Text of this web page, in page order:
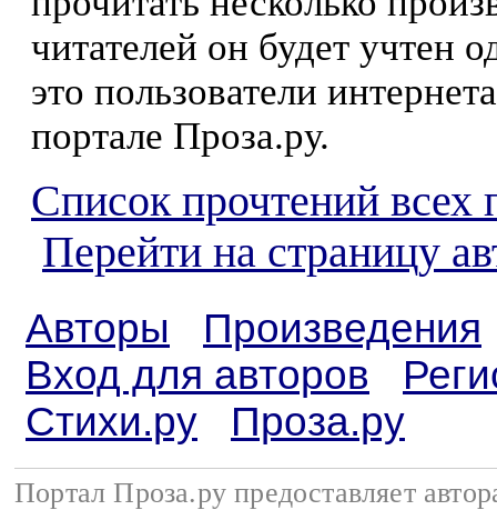
читателей он будет учтен
это пользователи
портале Проза.ру.
Список прочтений всех
Перейти на страницу
Авторы
Произведения
Вход для авторов
Стихи.ру
Проза.ру
Портал Проза.ру предоставляет